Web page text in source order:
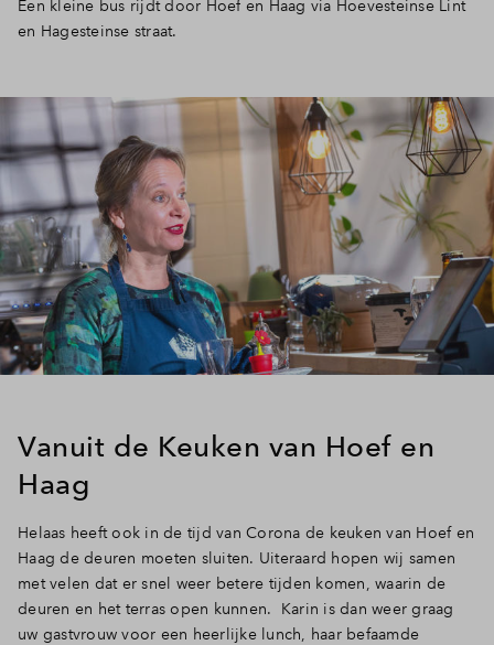
Een kleine bus rijdt door Hoef en Haag via Hoevesteinse Lint
en Hagesteinse straat.
Vanuit de Keuken van Hoef en
Haag
Helaas heeft ook in de tijd van Corona de keuken van Hoef en
Haag de deuren moeten sluiten. Uiteraard hopen wij samen
met velen dat er snel weer betere tijden komen, waarin de
deuren en het terras open kunnen. Karin is dan weer graag
uw gastvrouw voor een heerlijke lunch, haar befaamde